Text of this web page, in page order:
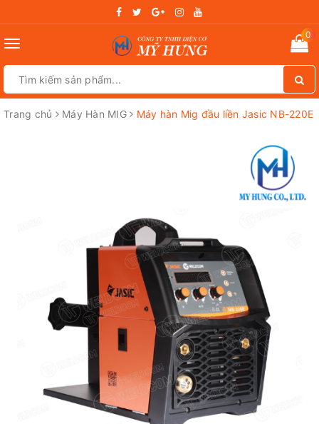
Toggle
0
Trang chủ Máy Hàn MIG Máy hàn Mig đầu liền Jasic NB-220E